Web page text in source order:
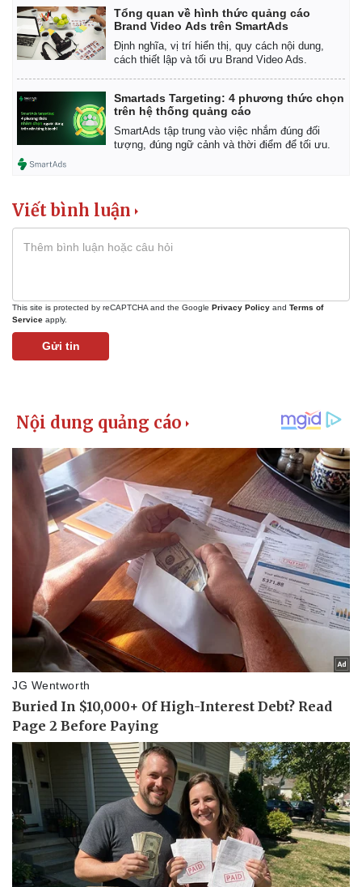
Thể thao
Bóng đá
Hậu trường
Tổng quan về hình thức quảng cáo
Brand Video Ads trên SmartAds
Định nghĩa, vị trí hiển thị, quy cách nội dung,
cách thiết lập và tối ưu Brand Video Ads.
Smartads Targeting: 4 phương thức chọn
trên hệ thống quảng cáo
SmartAds tập trung vào việc nhắm đúng đối
tượng, đúng ngữ cảnh và thời điểm để tối ưu.
Viết bình luận
This site is protected by reCAPTCHA and the Google Privacy Policy and Terms of
Service apply.
Gửi tin